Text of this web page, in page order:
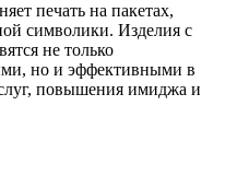
печать на пакетах,
символики. Изделия с
не только
но и эффективными в
повышения имиджа и